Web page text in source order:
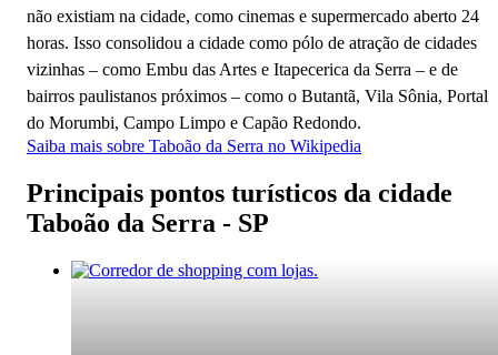
não existiam na cidade, como cinemas e supermercado aberto 24
horas. Isso consolidou a cidade como pólo de atração de cidades
vizinhas – como Embu das Artes e Itapecerica da Serra – e de
bairros paulistanos próximos – como o Butantã, Vila Sônia, Portal
do Morumbi, Campo Limpo e Capão Redondo.
Saiba mais sobre Taboão da Serra no Wikipedia
Principais pontos turísticos da cidade
Taboão da Serra - SP